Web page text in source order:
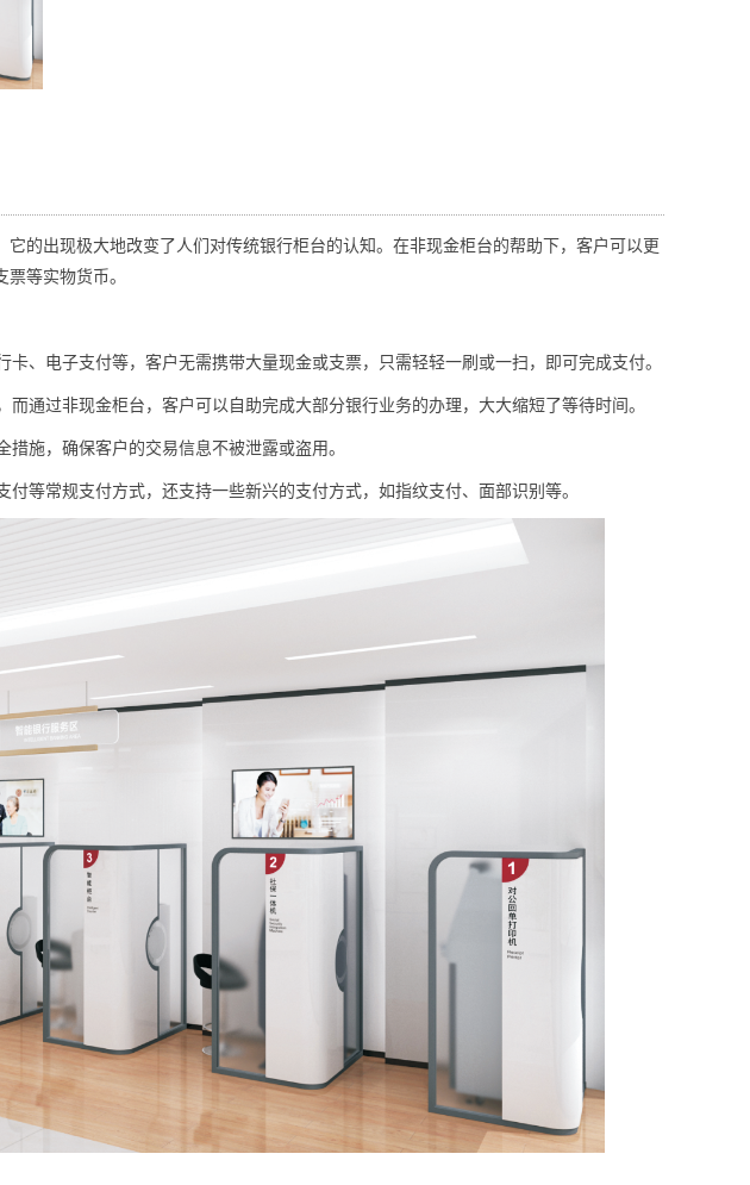
出现极大地改变了人们对传统银行柜台的认知。在非现金柜台的帮助下，客户可以更
等实物货币。
电子支付等，客户无需携带大量现金或支票，只需轻轻一刷或一扫，即可完成支付。
过非现金柜台，客户可以自助完成大部分银行业务的办理，大大缩短了等待时间。
施，确保客户的交易信息不被泄露或盗用。
常规支付方式，还支持一些新兴的支付方式，如指纹支付、面部识别等。